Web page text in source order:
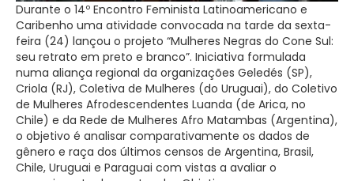
Durante o 14º Encontro Feminista Latinoamericano e
Caribenho uma atividade convocada na tarde da sexta-
feira (24) lançou o projeto “Mulheres Negras do Cone Sul:
seu retrato em preto e branco”. Iniciativa formulada
numa aliança regional da organizações Geledés (SP),
Criola (RJ), Coletiva de Mulheres (do Uruguai), do Coletivo
de Mulheres Afrodescendentes Luanda (de Arica, no
Chile) e da Rede de Mulheres Afro Matambas (Argentina),
o objetivo é analisar comparativamente os dados de
gênero e raça dos últimos censos de Argentina, Brasil,
Chile, Uruguai e Paraguai com vistas a avaliar o